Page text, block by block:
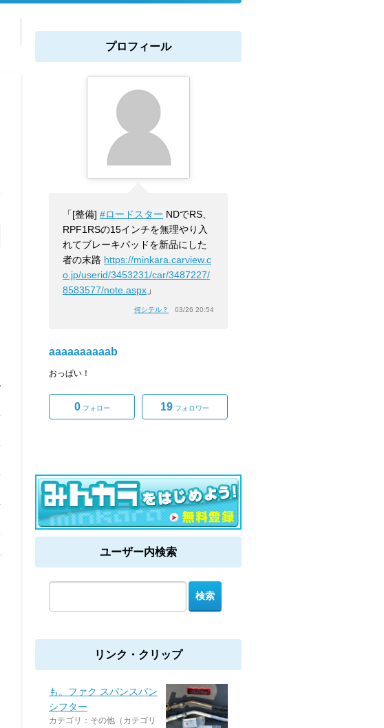
プロフィール
「[整備] #ロードスター NDでRS、
RPF1RSの15インチを無理やり入
れてブレーキパッドを新品にした
者の末路 https://minkara.carview.c
o.jp/userid/3453231/car/3487227/
8583577/note.aspx 」
何シテル？ 03/26 20:54
aaaaaaaaaab
おっぱい！
0フォロー 19 フォロワー
ユーザー内検索
リンク・クリップ
も。ファク スパンスパン
シフター
カテゴリ：その他（カテゴリ